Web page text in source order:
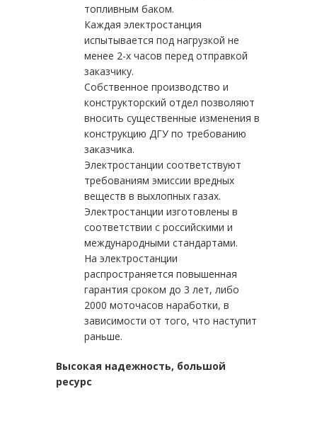
топливным баком.
Каждая электростанция
испытывается под нагрузкой не
менее 2-х часов перед отправкой
заказчику.
Собственное производство и
конструкторский отдел позволяют
вносить существенные изменения в
конструкцию ДГУ по требованию
заказчика.
Электростанции соответствуют
требованиям эмиссии вредных
веществ в выхлопных газах.
Электростанции изготовлены в
соответствии с российскими и
международными стандартами.
На электростанции
распространяется повышенная
гарантия сроком до 3 лет, либо
2000 моточасов наработки, в
зависимости от того, что наступит
раньше.
Высокая надежность, большой
ресурс